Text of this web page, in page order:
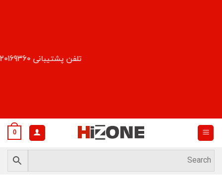
تلفن پشتیبانی 09120169360
0